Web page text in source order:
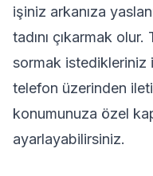
işiniz arkanıza
tadını çıkarmak
sormak istedikleriniz
telefon üzerinden
konumunuza özel
ayarlayabilirsiniz.